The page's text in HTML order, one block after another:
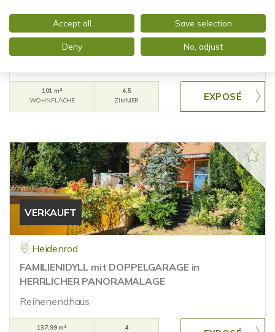
Wiesbaden
GEMÜTLICHES REIHENHAUS MIT GARTEN UND
GARAGE in TOLLER WOHNLAGE
101 m²
WOHNFLÄCHE
4,5
ZIMMER
VERKAUFT
Heidenrod
FAMILIENIDYLL mit DOPPELGARAGE in
HERRLICHER PANORAMALAGE
Reihenendhaus
137,99 m²
4
Accept all Save selection
Deny No, adjust